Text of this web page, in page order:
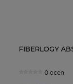
FIBERLOGY
0 ocen